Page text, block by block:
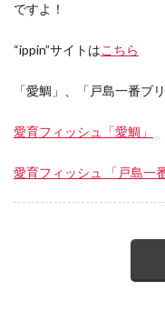
ですよ！
“ippin”サイトはこちら
「愛鯛」、「戸島一番ブ
愛育フィッシュ「愛鯛」
愛育フィッシュ 「戸島一